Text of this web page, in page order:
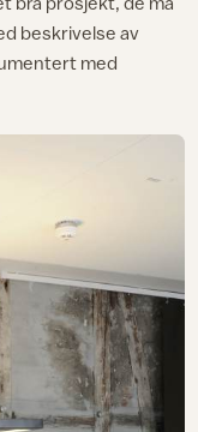
beskrivelse av
med